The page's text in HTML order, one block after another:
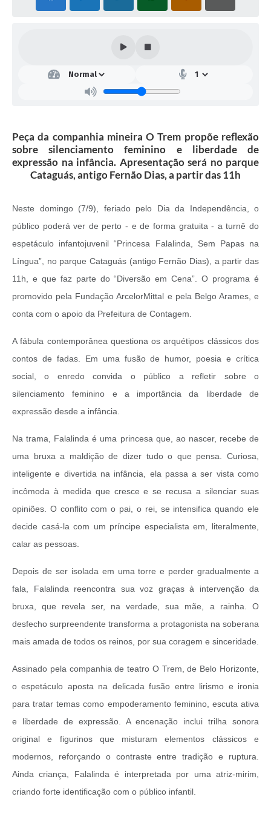
Peça da companhia mineira O Trem propõe reflexão
sobre silenciamento feminino e liberdade de
expressão na infância. Apresentação será no parque
Cataguás, antigo Fernão Dias, a partir das 11h
Neste domingo (7/9), feriado pelo Dia da Independência, o
público poderá ver de perto - e de forma gratuita - a turnê do
espetáculo infantojuvenil “Princesa Falalinda, Sem Papas na
Língua”, no parque Cataguás (antigo Fernão Dias), a partir das
11h, e que faz parte do “Diversão em Cena”. O programa é
promovido pela Fundação ArcelorMittal e pela Belgo Arames, e
conta com o apoio da Prefeitura de Contagem.
A fábula contemporânea questiona os arquétipos clássicos dos
contos de fadas. Em uma fusão de humor, poesia e crítica
social, o enredo convida o público a refletir sobre o
silenciamento feminino e a importância da liberdade de
expressão desde a infância.
Na trama, Falalinda é uma princesa que, ao nascer, recebe de
uma bruxa a maldição de dizer tudo o que pensa. Curiosa,
inteligente e divertida na infância, ela passa a ser vista como
incômoda à medida que cresce e se recusa a silenciar suas
opiniões. O conflito com o pai, o rei, se intensifica quando ele
decide casá-la com um príncipe especialista em, literalmente,
calar as pessoas.
Depois de ser isolada em uma torre e perder gradualmente a
fala, Falalinda reencontra sua voz graças à intervenção da
bruxa, que revela ser, na verdade, sua mãe, a rainha. O
desfecho surpreendente transforma a protagonista na soberana
mais amada de todos os reinos, por sua coragem e sinceridade.
Assinado pela companhia de teatro O Trem, de Belo Horizonte,
o espetáculo aposta na delicada fusão entre lirismo e ironia
para tratar temas como empoderamento feminino, escuta ativa
e liberdade de expressão. A encenação inclui trilha sonora
original e figurinos que misturam elementos clássicos e
modernos, reforçando o contraste entre tradição e ruptura.
Ainda criança, Falalinda é interpretada por uma atriz-mirim,
criando forte identificação com o público infantil.